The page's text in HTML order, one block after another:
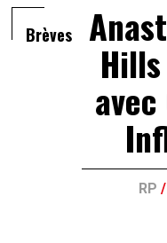
Brèves
RP /